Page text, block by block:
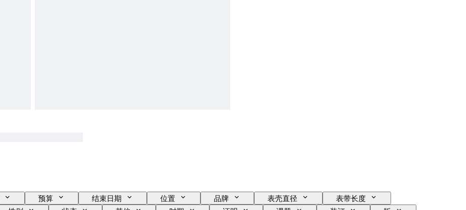
预算 结束日期 位置 品牌 表壳直径
表带长度